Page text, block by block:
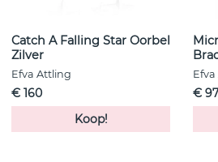
Catch A Falling Star Oorbel
Zilver
Efva Attling
€ 160
Koop!
€